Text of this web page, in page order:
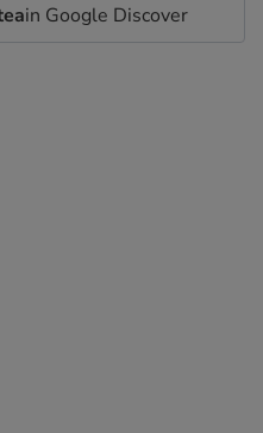
in Google Discover